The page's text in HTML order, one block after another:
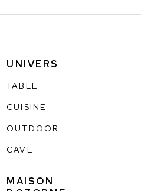
UNIVERS
TABLE
CUISINE
OUTDOOR
CAVE
MAISON